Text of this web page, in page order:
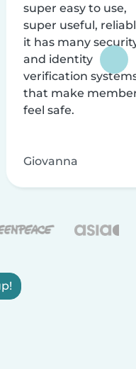
super easy to use,
super useful,
it has many
and identity
verification
that make
feel safe.
Giovanna